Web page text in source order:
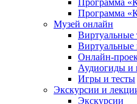
Программа
Программа
Музей онлайн
Виртуальные
Виртуальные
Онлайн-
Аудиогиды и
Игры и тесты
Экскурсии и
Экскурсии